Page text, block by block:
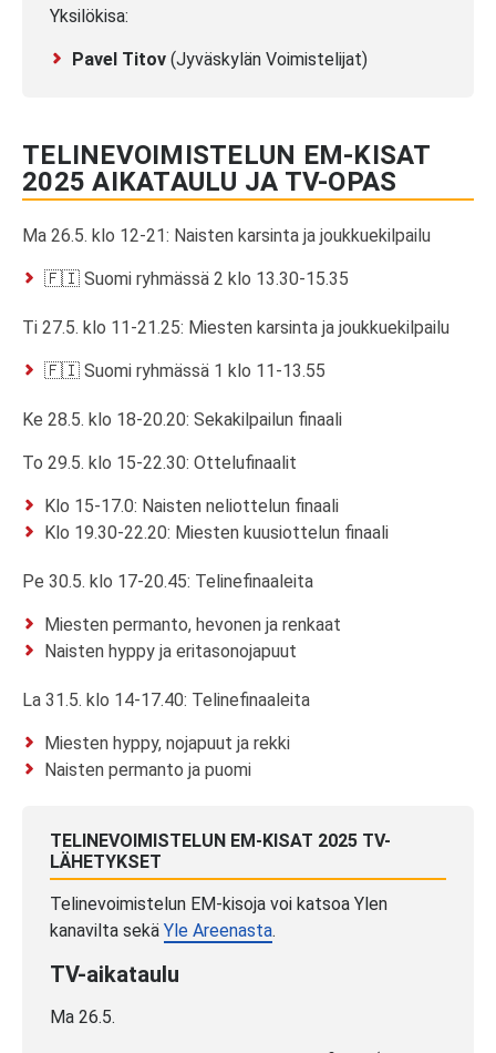
Yksilökisa:
Pavel Titov (Jyväskylän Voimistelijat)
TELINEVOIMISTELUN EM-KISAT
2025 AIKATAULU JA TV-OPAS
Ma 26.5. klo 12-21: Naisten karsinta ja joukkuekilpailu
🇫🇮 Suomi ryhmässä 2 klo 13.30-15.35
Ti 27.5. klo 11-21.25: Miesten karsinta ja joukkuekilpailu
🇫🇮 Suomi ryhmässä 1 klo 11-13.55
Ke 28.5. klo 18-20.20: Sekakilpailun finaali
To 29.5. klo 15-22.30: Ottelufinaalit
Klo 15-17.0: Naisten neliottelun finaali
Klo 19.30-22.20: Miesten kuusiottelun finaali
Pe 30.5. klo 17-20.45: Telinefinaaleita
Miesten permanto, hevonen ja renkaat
Naisten hyppy ja eritasonojapuut
La 31.5. klo 14-17.40: Telinefinaaleita
Miesten hyppy, nojapuut ja rekki
Naisten permanto ja puomi
TELINEVOIMISTELUN EM-KISAT 2025 TV-
LÄHETYKSET
Telinevoimistelun EM-kisoja voi katsoa Ylen
kanavilta sekä Yle Areenasta.
TV-aikataulu
Ma 26.5.